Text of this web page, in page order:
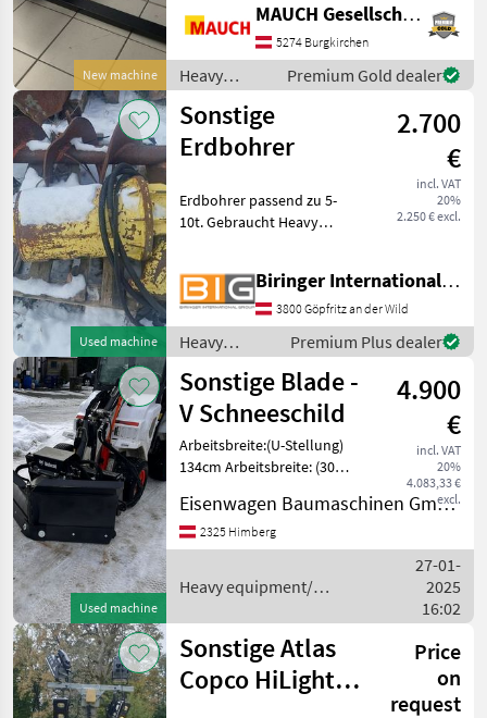
New machine
Fork / Pallet Fork - Solid-
material width: 120 cm -
Fork tines (l
MAUCH Gesellschaft m.b.H. & Co.KG
5274 Burgkirchen
Heavy
equipment/
construction
machines /
Sonstige
Premium Gold dealer
Used machine
Sonstige
Erdbohrer
2.700
€
incl. VAT
20%
2.250 € excl.
Erdbohrer passend zu 5-
10t. Gebraucht Heavy
construction devices
Biringer International GmbH
3800 Göpfritz an der Wild
Heavy
equipment/
construction
machines /
Sonstige
Premium Plus dealer
Used machine
Sonstige Blade -
V Schneeschild
4.900
€
incl. VAT
20%
4.083,33 €
excl.
Arbeitsbreite:(U-Stellung)
134cm Arbeitsbreite: (30
Arbeitsbreite: (V-Stellung)
138cm Pendelwinkel +- 10
grad Aufnahme Bobcat
Eisenwagen Baumaschinen GmbH
2325 Himberg
Heavy equipment/
Sonstige
27-01-
2025
16:02
Sonstige Atlas
Copco HiLight
Price
on
request